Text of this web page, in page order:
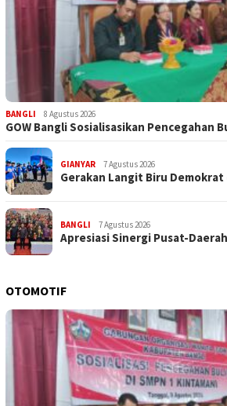
BANGLI 8 Agustus 2026
GOW Bangli Sosialisasikan Pencegahan
GIANYAR 7 Agustus 2026
Gerakan Langit Biru
BANGLI 7 Agustus 2026
Apresiasi Sinergi Pusat-
OTOMOTIF